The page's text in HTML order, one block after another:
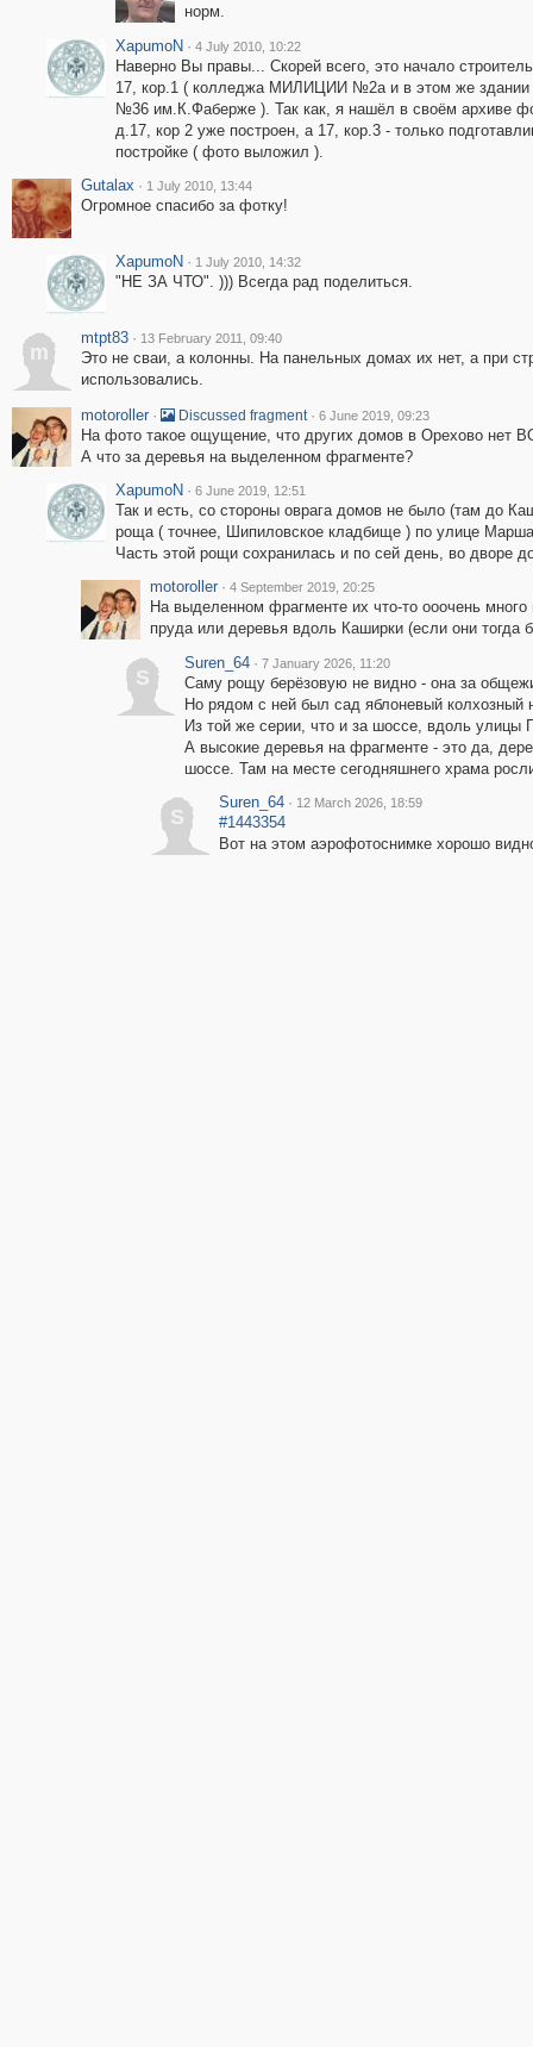
норм.
XapumoN · 4 July 2010, 10:22
Наверно Вы правы... Скорей всего, это начало
17, кор.1 ( колледжа МИЛИЦИИ №2а и в этом же здании
№36 им.К.Фаберже ). Так как, я нашёл в своём архиве
д.17, кор 2 уже построен, а 17, кор.3 - только
постройке ( фото выложил ).
Gutalax · 1 July 2010, 13:44
Огромное спасибо за фотку!
XapumoN · 1 July 2010, 14:32
"НЕ ЗА ЧТО". ))) Всегда рад поделиться.
m
mtpt83 · 13 February 2011, 09:40
Это не сваи, а колонны. На панельных домах их нет, а при
использовались.
motoroller · Discussed fragment · 6 June 2019, 09:23
На фото такое ощущение, что других домов в Орехово нет
А что за деревья на выделенном фрагменте?
XapumoN · 6 June 2019, 12:51
Так и есть, со стороны оврага домов не было (там до
роща ( точнее, Шипиловское кладбище ) по улице
Часть этой рощи сохранилась и по сей день, во дворе
motoroller · 4 September 2019, 20:25
На выделенном фрагменте их что-то ооочень
пруда или деревья вдоль Каширки (если они тогда
S
Suren_64 · 7 January 2026, 11:20
Саму рощу берёзовую не видно - она за
Но рядом с ней был сад яблоневый
Из той же серии, что и за шоссе, вдоль улицы
А высокие деревья на фрагменте - это да,
шоссе. Там на месте сегодняшнего храма
S
Suren_64 · 12 March 2026, 18:59
#1443354
Вот на этом аэрофотоснимке хорошо